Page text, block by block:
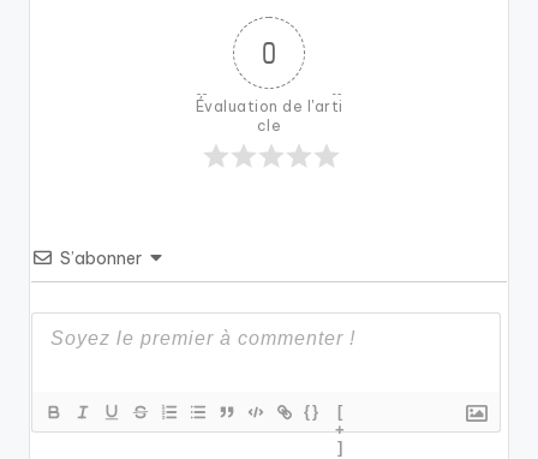
0
Évaluation de l'arti
cle
S’abonner
{}
[
+
]